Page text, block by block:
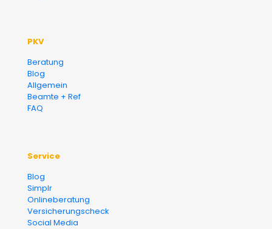
PKV
Beratung
Blog
Allgemein
Beamte + Ref
FAQ
Service
Blog
Simplr
Onlineberatung
Versicherungscheck
Social Media